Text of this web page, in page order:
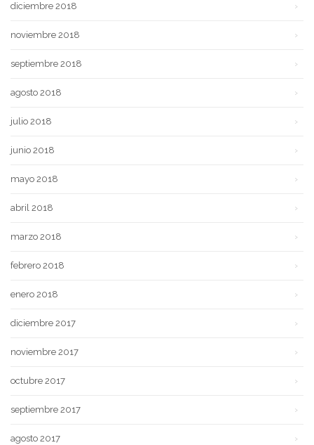
diciembre 2018
noviembre 2018
septiembre 2018
agosto 2018
julio 2018
junio 2018
mayo 2018
abril 2018
marzo 2018
febrero 2018
enero 2018
diciembre 2017
noviembre 2017
octubre 2017
septiembre 2017
agosto 2017